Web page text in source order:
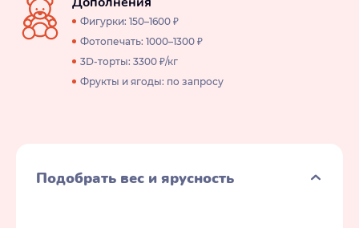
Фигурки: 150–1600 ₽
Фотопечать: 1000–1300 ₽
3D-торты: 3300 ₽/кг
Фрукты и ягоды: по запросу
Подобрать вес и ярусность